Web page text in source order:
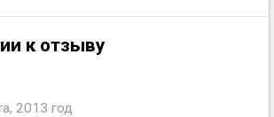
к отзыву
2013 год